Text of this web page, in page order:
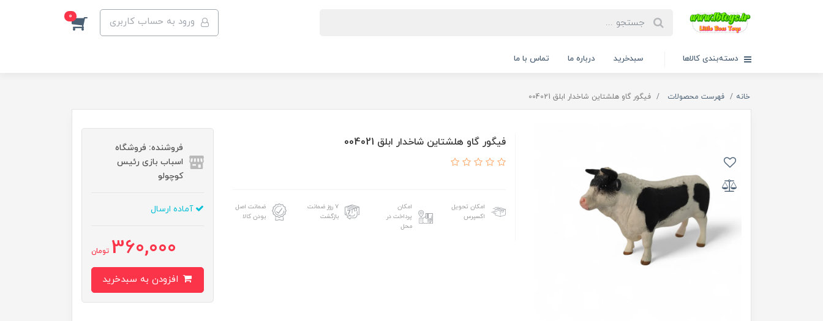
ورود به حساب کاربری 0
دسته‌بندی کالاها سبدخرید درباره ما تماس با ما
خانه فهرست محصولات فیگور گاو هلشتاین شاخدار ابلق 004021
فیگور گاو هلشتاین شاخدار ابلق 004021
امکان تحویل
اکسپرس
امکان
پرداخت در
محل
۷ روز ضمانت
بازگشت
ضمانت اصل
بودن کالا
فروشنده: فروشگاه
اسباب بازی رئیس
کوچولو
آماده ارسال
360,000 تومان